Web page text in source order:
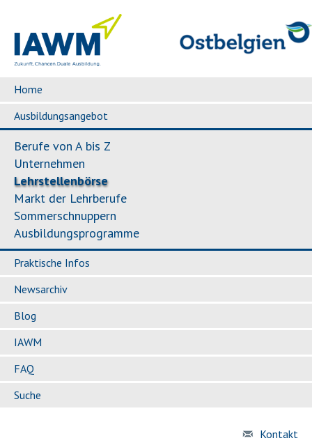
Home
Ausbildungsangebot
Berufe von A bis Z
Unternehmen
Lehrstellenbörse
Markt der Lehrberufe
Sommerschnuppern
Ausbildungsprogramme
Praktische Infos
Newsarchiv
Blog
IAWM
FAQ
Suche
Kontakt